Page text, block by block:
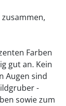
Farben
gut an. Kein
Augen sind
-
sowie zum